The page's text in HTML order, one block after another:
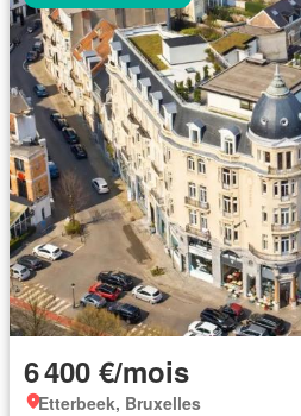
6 400 €/mois
Etterbeek, Bruxelles